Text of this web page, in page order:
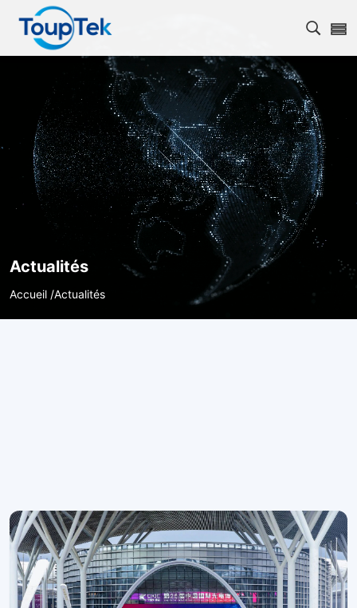
Ouvrir
Actualités
Accueil /Actualités